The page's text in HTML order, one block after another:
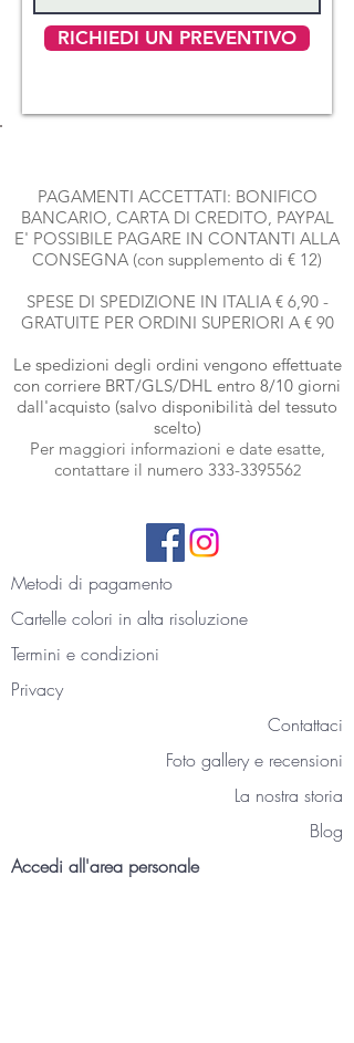
RICHIEDI UN PREVENTIVO
PAGAMENTI ACCETTATI: BONIFICO
BANCARIO, CARTA DI CREDITO, PAYPAL
E' POSSIBILE PAGARE IN CONTANTI ALLA
CONSEGNA (con supplemento di € 12)
SPESE DI SPEDIZIONE IN ITALIA € 6,90 -
GRATUITE PER ORDINI SUPERIORI A € 90
Le spedizioni degli ordini vengono effettuate
con corriere BRT/GLS/DHL entro 8/10 giorni
dall'acquisto (salvo disponibilità del tessuto
scelto)
Per maggiori informazioni e date esatte,
contattare il numero 333-3395562
Metodi di pagamento
Cartelle colori in alta risoluzione
Termini e condizioni
Privacy
Contattaci
Foto gallery e recensioni
La nostra storia
Blog
Accedi all'area personale